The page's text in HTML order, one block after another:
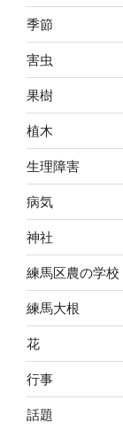
季節
害虫
果樹
植木
生理障害
病気
神社
練馬区農の学校
練馬大根
花
行事
話題